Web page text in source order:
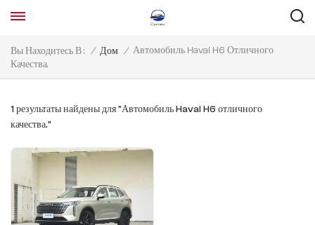
Вы Находитесь В : / Дом / Автомобиль Haval H6 Отличного
Качества.
1 результаты найдены для "Автомобиль Haval H6 отличного
качества."